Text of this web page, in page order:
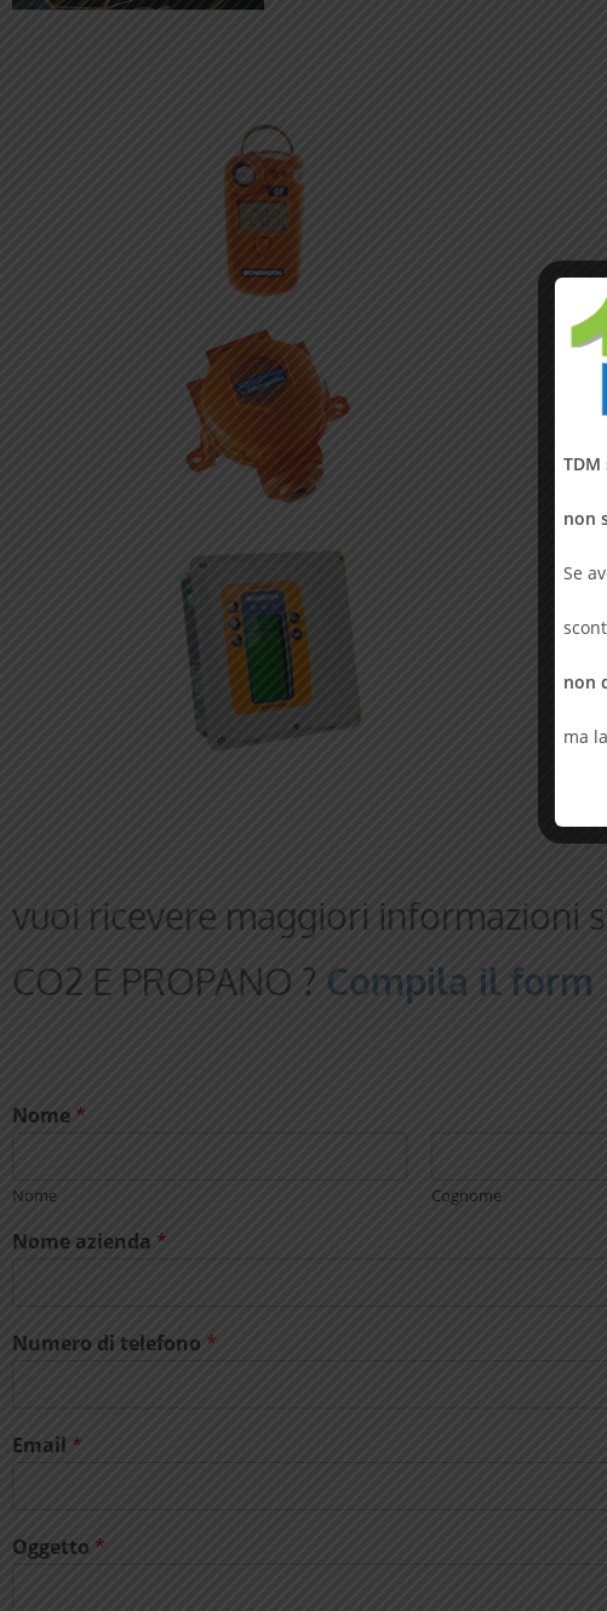
vuoi ricevere maggiori informazioni
CO2 E PROPANO ? Compila il form
Nome *
Nome Cognome
Nome azienda *
Numero di telefono *
Email *
Oggetto *
non
Se
non
ma